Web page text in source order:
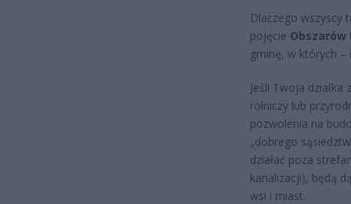
Dlaczego wszyscy
pojęcie Obszarów
gminę, w których –
Jeśli Twoja
rolniczy lub
pozwolenia na
„dobrego
działać poza
kanalizacji), będą
wsi i miast.